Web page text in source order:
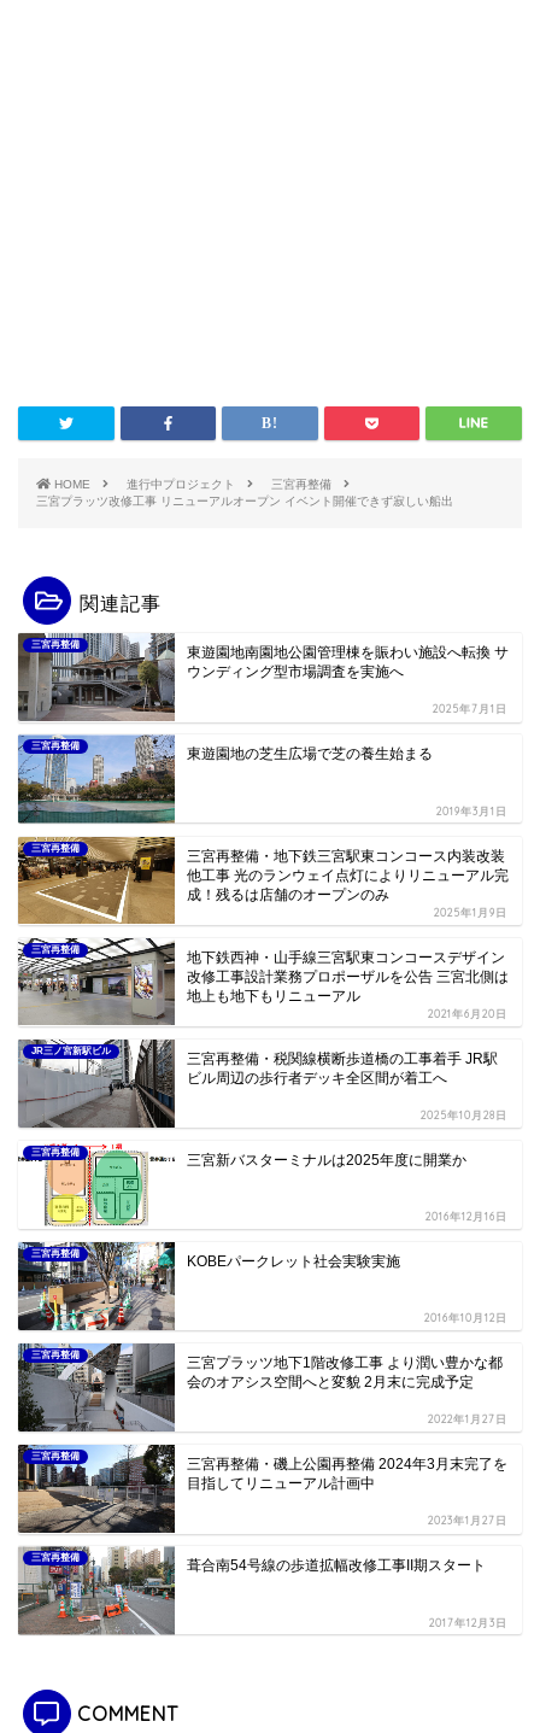
HOME 進行中プロジェクト
三宮再整備
三宮プラッツ改修工事 リニューアルオープン イベント開催できず寂しい船出
関連記事
三宮再整備
東遊園地南園地公園管理棟を賑わい施設へ転換 サ
ウンディング型市場調査を実施へ
2025年7月1日
三宮再整備 東遊園地の芝生広場で芝の養生始まる
2019年3月1日
三宮再整備
三宮再整備・地下鉄三宮駅東コンコース内装改装
他工事 光のランウェイ点灯によりリニューアル完
成！残るは店舗のオープンのみ
2025年1月9日
三宮再整備
地下鉄西神・山手線三宮駅東コンコースデザイン
改修工事設計業務プロポーザルを公告 三宮北側は
地上も地下もリニューアル
2021年6月20日
JR三ノ宮新駅ビル
三宮再整備・税関線横断歩道橋の工事着手 JR駅
ビル周辺の歩行者デッキ全区間が着工へ
2025年10月28日
三宮再整備 三宮新バスターミナルは2025年度に開業か
2016年12月16日
三宮再整備 KOBEパークレット社会実験実施
2016年10月12日
三宮再整備
三宮プラッツ地下1階改修工事 より潤い豊かな都
会のオアシス空間へと変貌 2月末に完成予定
2022年1月27日
三宮再整備
三宮再整備・磯上公園再整備 2024年3月末完了を
目指してリニューアル計画中
2023年1月27日
三宮再整備 葺合南54号線の歩道拡幅改修工事II期スタート
2017年12月3日
COMMENT